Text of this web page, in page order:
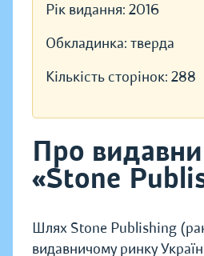
Рік видання: 2016
Обкладинка: тверда
Кількість сторінок: 288
Про
«Stone
Шлях Stone Publishing
видавничому ринку